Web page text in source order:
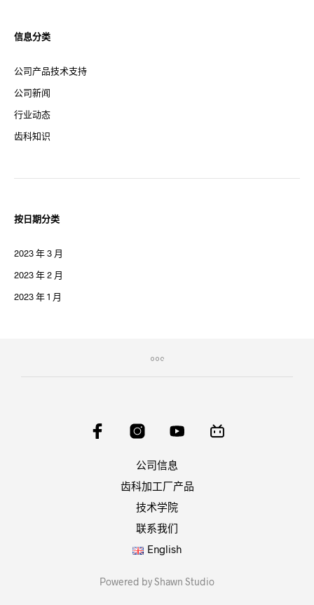
信息分类
公司产品技术支持
公司新闻
行业动态
齿科知识
按日期分类
2023 年 3 月
2023 年 2 月
2023 年 1 月
公司信息
齿科加工厂产品
技术学院
联系我们
English
Powered by Shawn Studio